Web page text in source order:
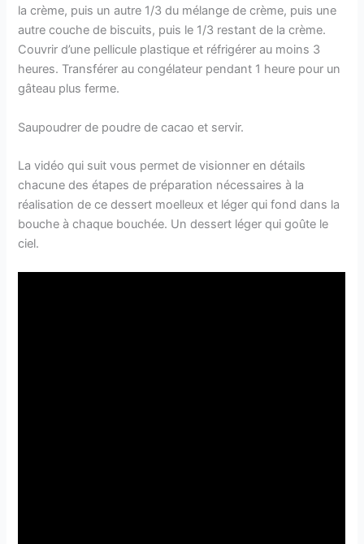
la crème, puis un autre 1/3 du mélange de crème, puis une
autre couche de biscuits, puis le 1/3 restant de la crème.
Couvrir d’une pellicule plastique et réfrigérer au moins 3
heures. Transférer au congélateur pendant 1 heure pour un
gâteau plus ferme.
Saupoudrer de poudre de cacao et servir.
La vidéo qui suit vous permet de visionner en détails
chacune des étapes de préparation nécessaires à la
réalisation de ce dessert moelleux et léger qui fond dans la
bouche à chaque bouchée. Un dessert léger qui goûte le
ciel.